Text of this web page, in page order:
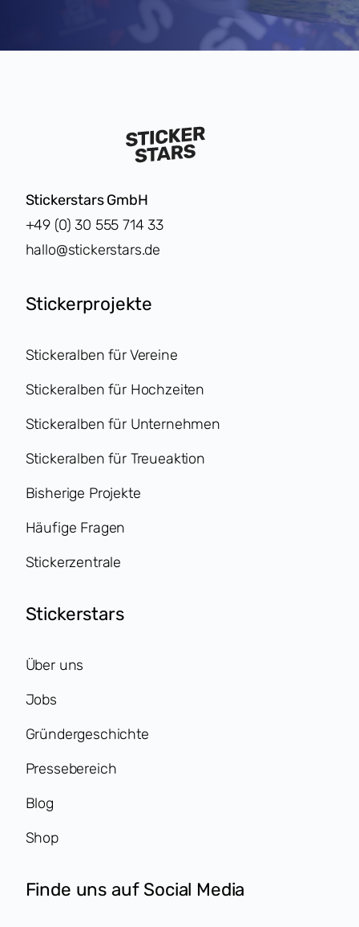
Stickerstars GmbH
+49 (0) 30 555 714 33
hallo@stickerstars.de
Stickerprojekte
Stickeralben für Vereine
Stickeralben für Hochzeiten
Stickeralben für Unternehmen
Stickeralben für Treueaktion
Bisherige Projekte
Häufige Fragen
Stickerzentrale
Stickerstars
Über uns
Jobs
Gründergeschichte
Pressebereich
Blog
Shop
Finde uns auf Social Media